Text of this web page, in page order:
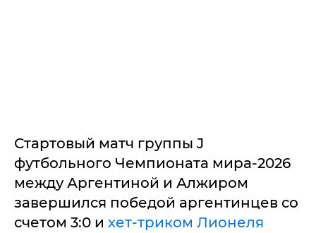
Стартовый матч группы J
футбольного Чемпионата мира-2026
между Аргентиной и Алжиром
завершился победой аргентинцев со
счетом 3:0 и хет-триком Лионеля